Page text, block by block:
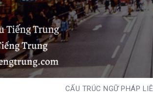
CẤU TRÚC NGỮ PHÁP